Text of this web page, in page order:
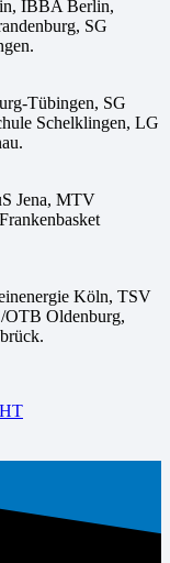
IBBA Berlin,
SG
Tübingen, SG
Schelklingen, LG
Jena, MTV
Köln, TSV
OTB Oldenburg,